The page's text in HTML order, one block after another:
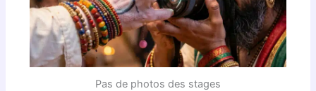
Pas de photos des stages